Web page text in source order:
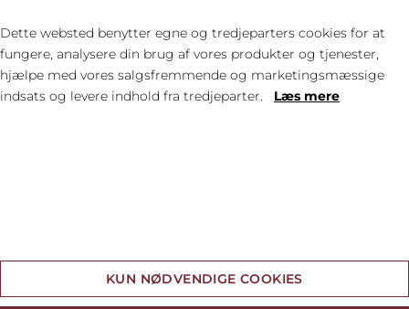
PÅ HÅNDBOLDBANEN
Dette websted benytter egne og tredjeparters cookies for at
fungere, analysere din brug af vores produkter og tjenester,
hjælpe med vores salgsfremmende og marketingsmæssige
indsats og levere indhold fra tredjeparter. Læs mere
KUN NØDVENDIGE COOKIES